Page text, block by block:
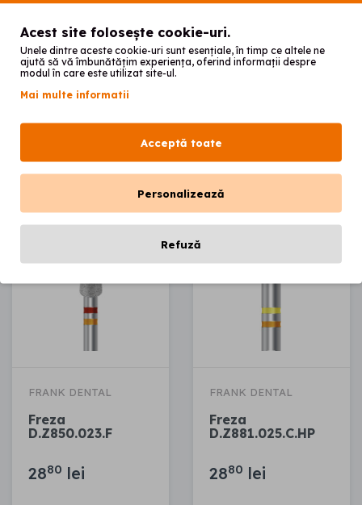
1880 lei
Adaugă în coș
2880
Adaugă în coș
FRANK DENTAL
Freza
D.Z850.023.F
2880 lei
FRANK DENTAL
Freza
D.Z881.025.C.HP
2880 lei
Acest site folosește cookie-uri.
Unele dintre aceste cookie-uri sunt esențiale, în timp ce altele ne
ajută să vă îmbunătățim experiența, oferind informații despre
modul în care este utilizat site-ul.
Mai multe informatii
Acceptă toate
Personalizează
Refuză